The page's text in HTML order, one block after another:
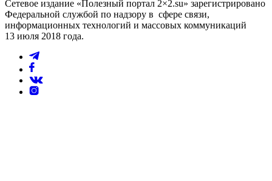
Сетевое издание «Полезный портал 2×2.su» зарегистрировано
Федеральной службой по надзору в сфере связи,
информационных технологий и массовых коммуникаций
13 июля 2018 года.